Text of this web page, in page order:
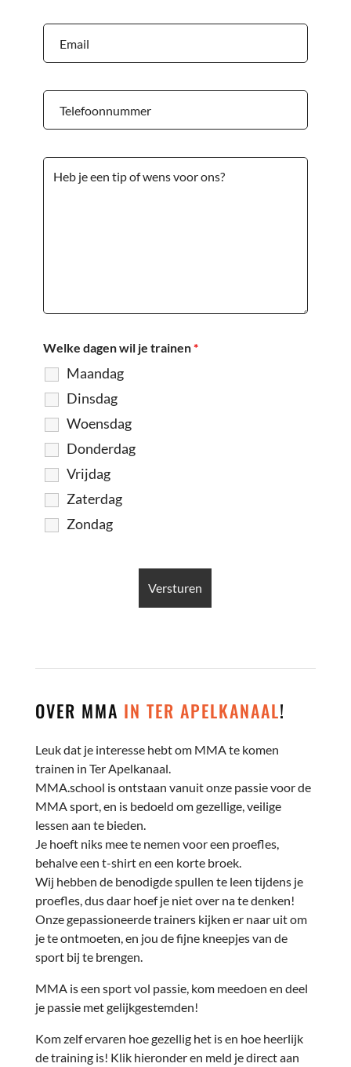
Welke dagen wil je trainen*
Maandag
Dinsdag
Woensdag
Donderdag
Vrijdag
Zaterdag
Zondag
OVER MMA IN TER APELKANAAL!
Leuk dat je interesse hebt om MMA te komen
trainen in Ter Apelkanaal.
MMA.school is ontstaan vanuit onze passie voor de
MMA sport, en is bedoeld om gezellige, veilige
lessen aan te bieden.
Je hoeft niks mee te nemen voor een proefles,
behalve een t-shirt en een korte broek.
Wij hebben de benodigde spullen te leen tijdens je
proefles, dus daar hoef je niet over na te denken!
Onze gepassioneerde trainers kijken er naar uit om
je te ontmoeten, en jou de fijne kneepjes van de
sport bij te brengen.
MMA is een sport vol passie, kom meedoen en deel
je passie met gelijkgestemden!
Kom zelf ervaren hoe gezellig het is en hoe heerlijk
de training is! Klik hieronder en meld je direct aan